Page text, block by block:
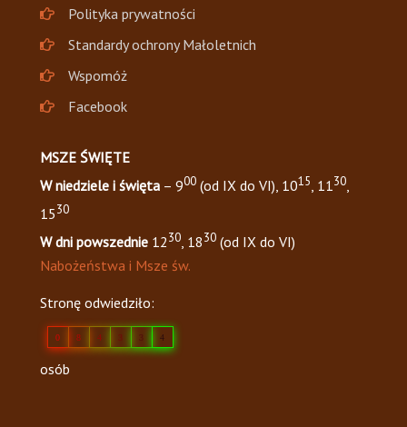
Polityka prywatności
Standardy ochrony Małoletnich
Wspomóż
Facebook
MSZE ŚWIĘTE
W niedziele i święta – 900 (od IX do VI), 1015 , 1130
1530
W dni powszednie 1230, 1830 (od IX do VI)
Nabożeństwa i Msze św.
Stronę odwiedziło:
0 8 4 4
osób